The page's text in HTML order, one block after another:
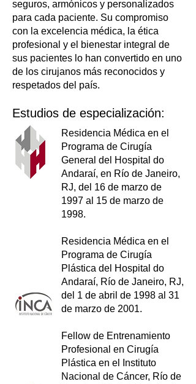
seguros, armónicos y personalizados
para cada paciente. Su compromiso
con la excelencia médica, la ética
profesional y el bienestar integral de
sus pacientes lo han convertido en uno
de los cirujanos más reconocidos y
respetados del país.
Estudios de especialización:​
Residencia Médica en el
Programa de Cirugía
General del Hospital do
Andaraí, en Río de Janeiro,
RJ, del 16 de marzo de
1997 al 15 de marzo de
1998.
Residencia Médica en el
Programa de Cirugía
Plástica del Hospital do
Andaraí, Río de Janeiro, RJ,
del 1 de abril de 1998 al 31
de marzo de 2001.
Fellow de Entrenamiento
Profesional en Cirugía
Plástica en el Instituto
Nacional de Cáncer, Río de